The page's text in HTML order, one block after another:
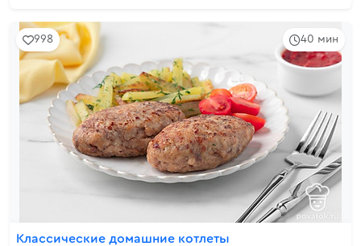
40 мин
998
Классические домашние котлеты